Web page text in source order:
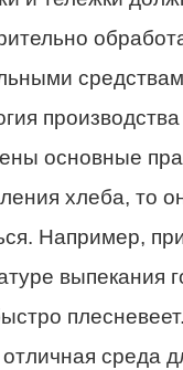
основные
хлеба, то
Например,
выпекания
среда